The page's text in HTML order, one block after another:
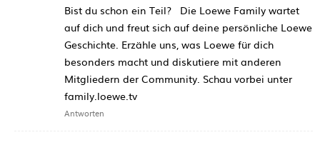
Bist du schon ein Teil? Die Loewe Family wartet
auf dich und freut sich auf deine persönliche Loewe
Geschichte. Erzähle uns, was Loewe für dich
besonders macht und diskutiere mit anderen
Mitgliedern der Community. Schau vorbei unter
family.loewe.tv
Antworten